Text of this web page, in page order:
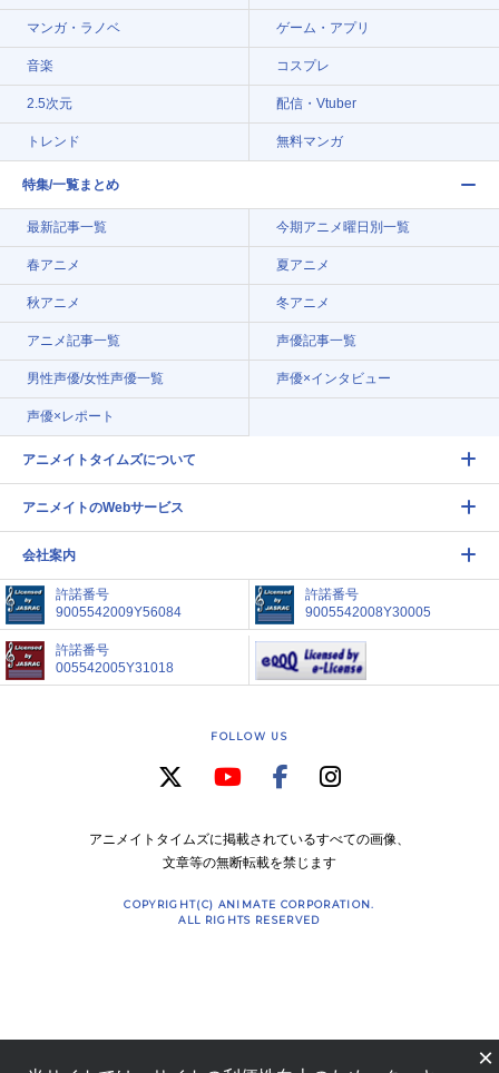
マンガ・ラノベ ゲーム・アプリ
音楽 コスプレ
2.5次元 配信・Vtuber
トレンド 無料マンガ
特集/一覧まとめ
最新記事一覧 今期アニメ曜日別一覧
春アニメ 夏アニメ
秋アニメ 冬アニメ
アニメ記事一覧 声優記事一覧
男性声優/女性声優一覧 声優×インタビュー
声優×レポート
アニメイトタイムズについて
アニメイトのWebサービス
会社案内
許諾番号
9005542009Y56084
許諾番号
9005542008Y30005
許諾番号
005542005Y31018
FOLLOW US
アニメイトタイムズに掲載されているすべての画像、
文章等の無断転載を禁じます
COPYRIGHT(C) ANIMATE CORPORATION.
ALL RIGHTS RESERVED
×